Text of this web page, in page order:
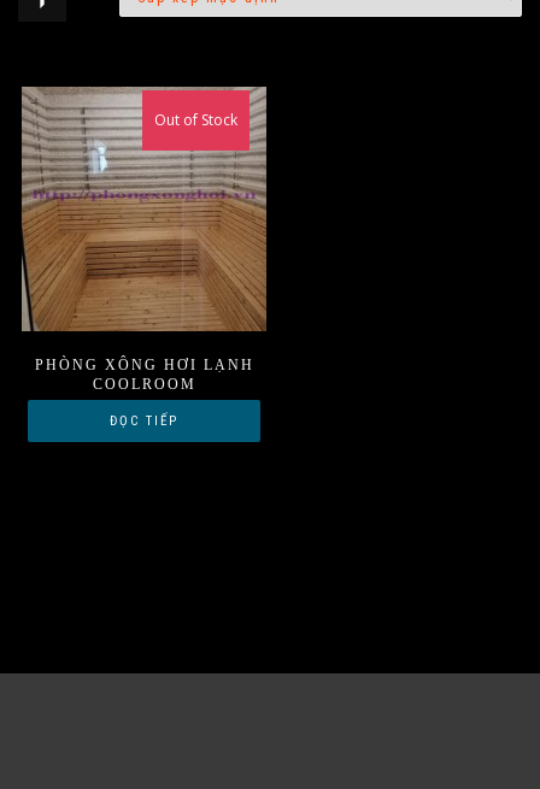
PHÒNG XÔNG HƠI LẠNH
COOLROOM
Out of Stock
ĐỌC TIẾP